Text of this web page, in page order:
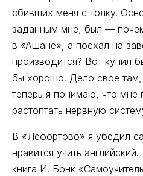
сбивших меня с толку.
заданным мне, был —
в «Ашане», а поехал на
производится? Вот купил
бы хорошо. Дело своё
теперь я понимаю, что мне
растоптать нервную
В «Лефортово» я убедил
нравится учить
книга И. Бонк